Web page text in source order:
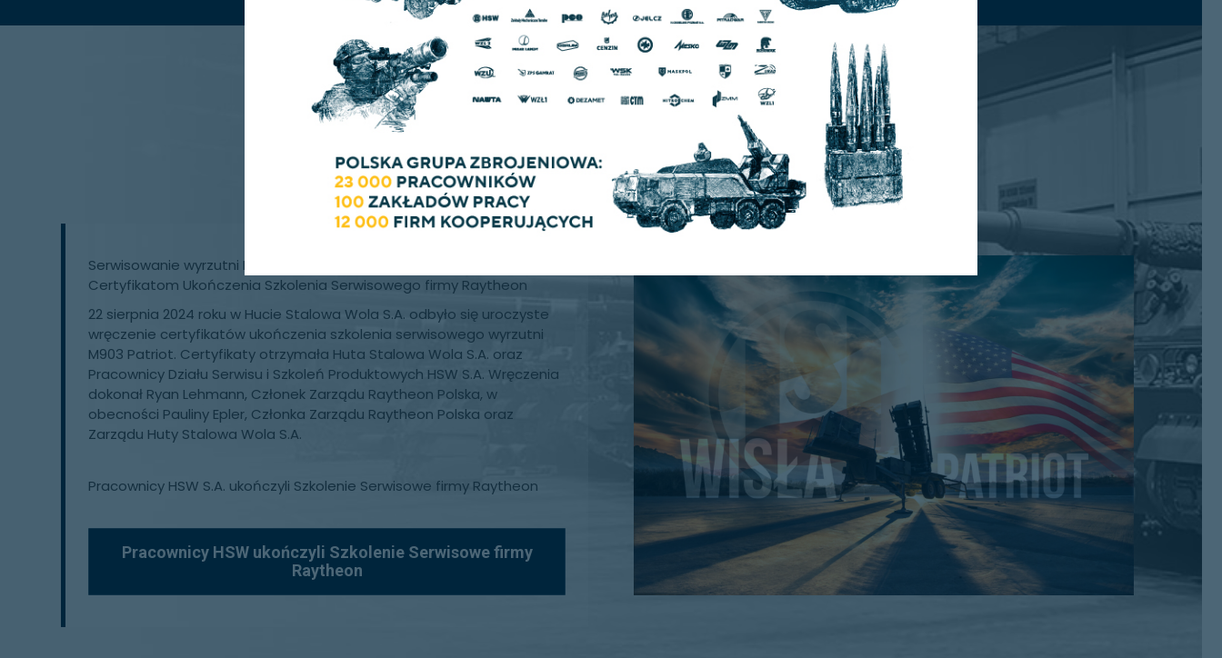
Serwisowanie wyrzutni M903 Patriot w HSW S.A. możliwe dzięki
Certyfikatom Ukończenia Szkolenia Serwisowego firmy Raytheon
22 sierpnia 2024 roku w Hucie Stalowa Wola S.A. odbyło się uroczyste
wręczenie certyfikatów ukończenia szkolenia serwisowego wyrzutni
M903 Patriot. Certyfikaty otrzymała Huta Stalowa Wola S.A. oraz
Pracownicy Działu Serwisu i Szkoleń Produktowych HSW S.A. Wręczenia
dokonał Ryan Lehmann, Członek Zarządu Raytheon Polska, w
obecności Pauliny Epler, Członka Zarządu Raytheon Polska oraz
Zarządu Huty Stalowa Wola S.A.
Pracownicy HSW S.A. ukończyli Szkolenie Serwisowe firmy Raytheon
Pracownicy HSW ukończyli Szkolenie Serwisowe firmy
Raytheon